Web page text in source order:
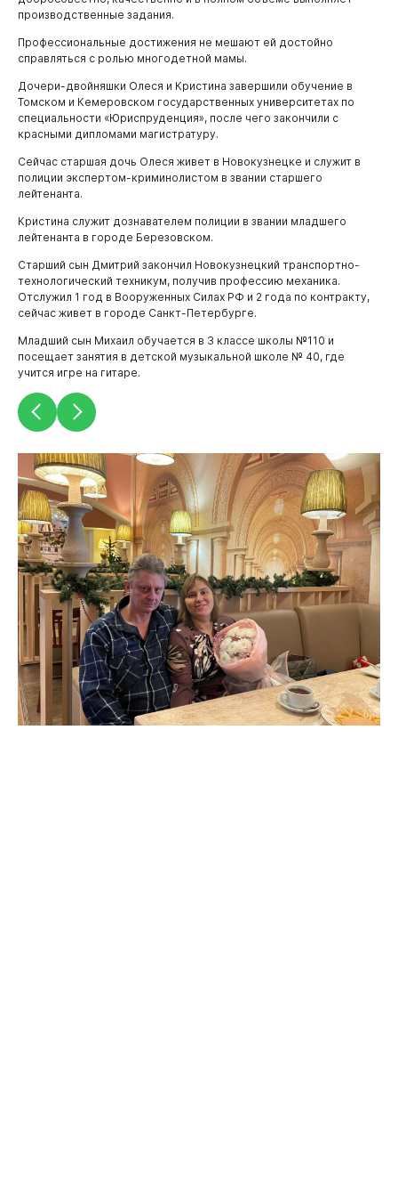
Виртуальнаяприемная
производственные задания.
Профессиональные достижения не мешают ей достойно
справляться с ролью многодетной мамы.
Дочери-двойняшки Олеся и Кристина завершили обучение в
Томском и Кемеровском государственных университетах по
специальности «Юриспруденция», после чего закончили с
красными дипломами магистратуру.
Сейчас старшая дочь Олеся живет в Новокузнецке и служит в
полиции экспертом-криминолистом в звании старшего
лейтенанта.
Кристина служит дознавателем полиции в звании младшего
лейтенанта в городе Березовском.
Старший сын Дмитрий закончил Новокузнецкий транспортно-
технологический техникум, получив профессию механика.
Отслужил 1 год в Вооруженных Силах РФ и 2 года по контракту,
сейчас живет в городе Санкт-Петербурге.
Младший сын Михаил обучается в 3 классе школы №110 и
посещает занятия в детской музыкальной школе № 40, где
учится игре на гитаре.